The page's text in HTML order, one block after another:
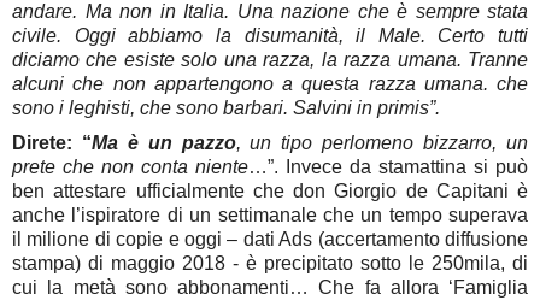
andare. Ma non in Italia. Una nazione che è sempre stata
civile. Oggi abbiamo la disumanità, il Male. Certo tutti
diciamo che esiste solo una razza, la razza umana. Tranne
alcuni che non appartengono a questa razza umana. che
sono i leghisti, che sono barbari. Salvini in primis”.
Direte: “Ma è un pazzo, un tipo perlomeno bizzarro, un
prete che non conta niente…”. Invece da stamattina si può
ben attestare ufficialmente che don Giorgio de Capitani è
anche l’ispiratore di un settimanale che un tempo superava
il milione di copie e oggi – dati Ads (accertamento diffusione
stampa) di maggio 2018 - è precipitato sotto le 250mila, di
cui la metà sono abbonamenti… Che fa allora ‘Famiglia